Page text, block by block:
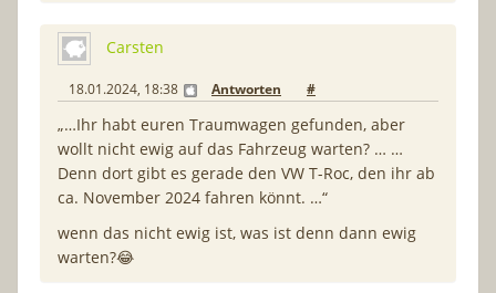
Carsten
18.01.2024, 18:38 Antworten #
„…Ihr habt euren Traumwagen gefunden, aber
wollt nicht ewig auf das Fahrzeug warten? … …
Denn dort gibt es gerade den VW T-Roc, den ihr ab
ca. November 2024 fahren könnt. …“
wenn das nicht ewig ist, was ist denn dann ewig
warten?😂